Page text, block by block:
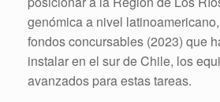
genómica a nivel
fondos concursables (2023) que
instalar en el sur de Chile, los
avanzados para estas tareas.